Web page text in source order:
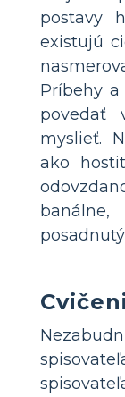
postavy
existujú
Príbehy
povedať
myslieť.
ako